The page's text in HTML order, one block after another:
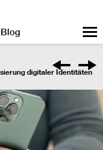
Blog
digitaler Identitäten